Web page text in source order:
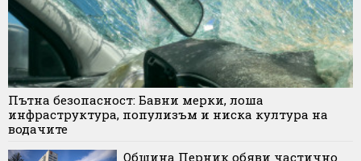
Пътна безопасност: Бавни мерки, лоша
инфраструктура, популизъм и ниска култура на
водачите
Община Перник обяви частично